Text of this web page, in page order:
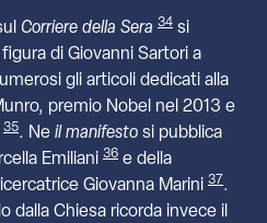
Corriere della Sera 34 si
di Giovanni Sartori a
gli articoli dedicati alla
premio Nobel nel 2013 e
35. Ne il manifesto si pubblica
Emiliani 36 e della
Giovanna Marini 37.
dalla Chiesa ricorda invece il